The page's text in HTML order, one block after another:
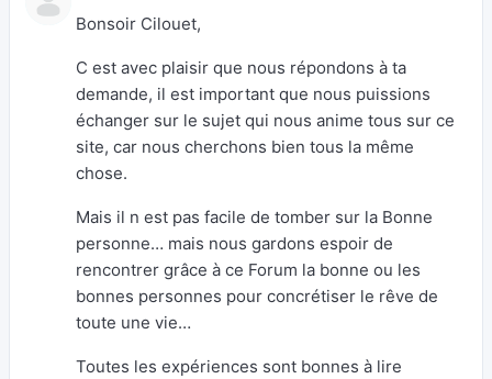
Bonsoir Cilouet,
C est avec plaisir que nous répondons à ta
demande, il est important que nous puissions
échanger sur le sujet qui nous anime tous sur ce
site, car nous cherchons bien tous la même
chose.
Mais il n est pas facile de tomber sur la Bonne
personne… mais nous gardons espoir de
rencontrer grâce à ce Forum la bonne ou les
bonnes personnes pour concrétiser le rêve de
toute une vie…
Toutes les expériences sont bonnes à lire